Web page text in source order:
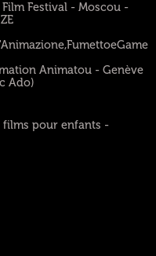
Festival - Moscou -
Animatou - Genève
Ado)
films pour enfants -